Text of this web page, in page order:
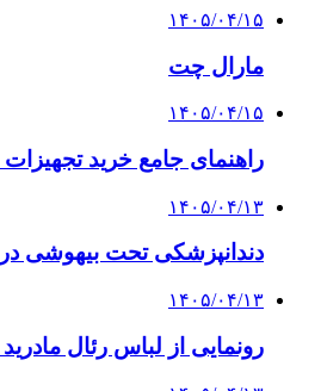
۱۴۰۵/۰۴/۱۵
مارال چت
۱۴۰۵/۰۴/۱۵
راهنمای جامع خرید تجهیزات
۱۴۰۵/۰۴/۱۳
دندانپزشکی تحت بیهوشی
۱۴۰۵/۰۴/۱۳
رونمایی از لباس رئال مادرید ۲۰۲۷ | نقد و